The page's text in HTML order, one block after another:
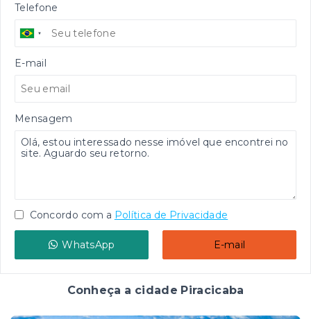
Telefone
E-mail
Mensagem
Concordo com a Política de Privacidade
WhatsApp E-mail
Conheça a cidade Piracicaba